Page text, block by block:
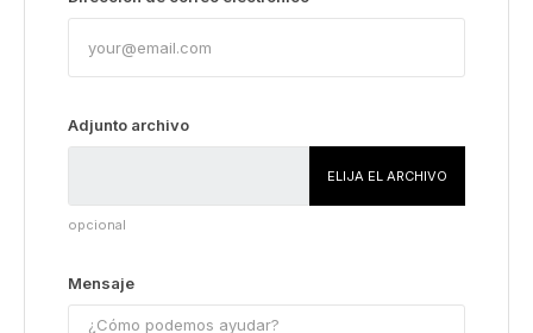
Adjunto archivo
ELIJA EL ARCHIVO
opcional
Mensaje